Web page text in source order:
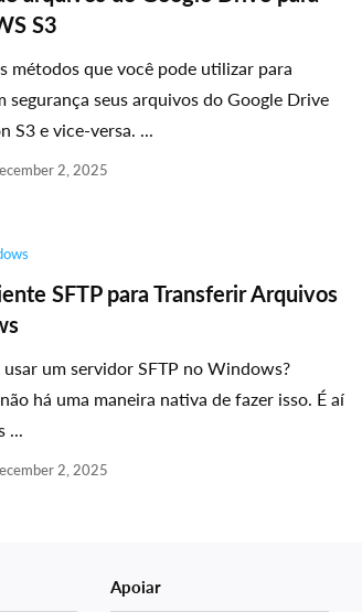
S3
métodos que você pode utilizar para
segurança seus arquivos do Google Drive
S3 e vice-versa. ...
2, 2025
SFTP para Transferir Arquivos
usar um servidor SFTP no Windows?
há uma maneira nativa de fazer isso. É aí
...
2, 2025
Apoiar